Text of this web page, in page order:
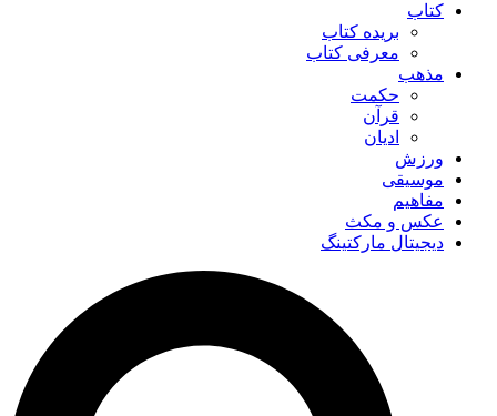
کتاب
بریده کتاب
معرفی کتاب
مذهب
حکمت
قرآن
ادیان
ورزش
موسیقی
مفاهیم
عکس و مکث
دیجیتال مارکتینگ